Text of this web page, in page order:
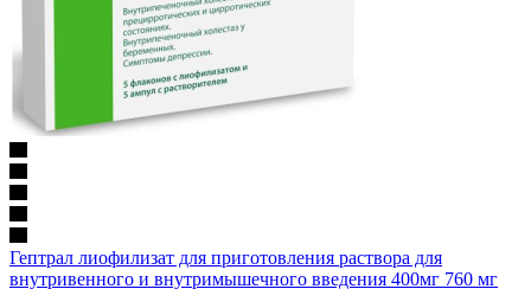
Гептрал лиофилизат для приготовления раствора для
внутривенного и внутримышечного введения 400мг 760 мг